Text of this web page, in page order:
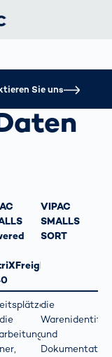
Sie uns
VIPAC
SMALLS
SORT
die
und
Dokumentation